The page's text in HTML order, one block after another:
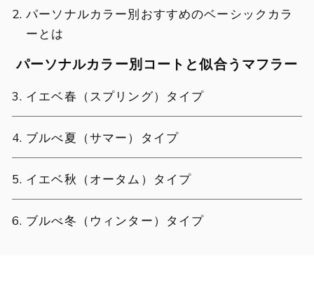
パーソナルカラー別おすすめのベーシックカラ
ーとは
パーソナルカラー別コートと似合うマフラー
イエベ春（スプリング）タイプ
ブルべ夏（サマー）タイプ
イエベ秋（オータム）タイプ
ブルべ冬（ウィンター）タイプ